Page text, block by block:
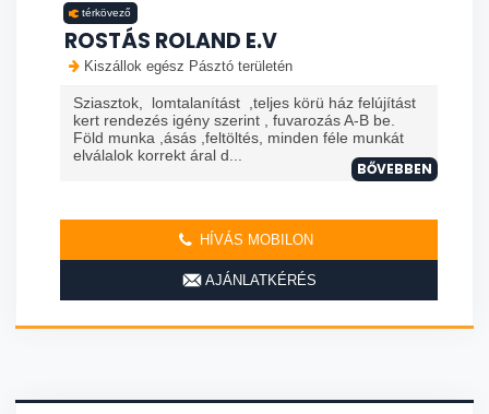
térkövező
ROSTÁS ROLAND E.V
Kiszállok egész Pásztó területén
Sziasztok, lomtalanítást ,teljes körü ház felújítást
kert rendezés igény szerint , fuvarozás A-B be.
Föld munka ,ásás ,feltöltés, minden féle munkát
elválalok korrekt áral d...
BŐVEBBEN
HÍVÁS MOBILON
AJÁNLATKÉRÉS